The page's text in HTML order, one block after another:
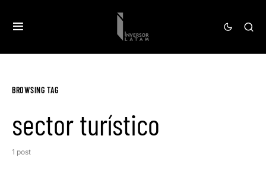
BROWSING TAG
sector turístico
1 post